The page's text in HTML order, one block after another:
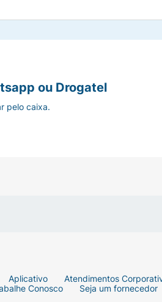
infarto do miocárdio em
a carga de trabalho
e rins, e pode resultar em
é usado para tratar a
de fluidos. A insuficiência
o corpo. Diovan pode
sobrevida e reduzir problemas
diminui. Se você tiver
Não
da formulação listado na
alto nível de açúcar no
tomando alisquireno, um
de utilizar Diovan. Se você
Aplicativo Atendimentos
Conosco Seja um fornecedor
ou Drogatel
pelo caixa.